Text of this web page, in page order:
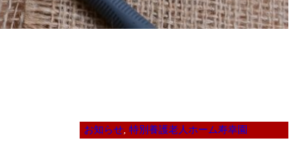
お知らせ, 特別養護老人ホーム寿幸園